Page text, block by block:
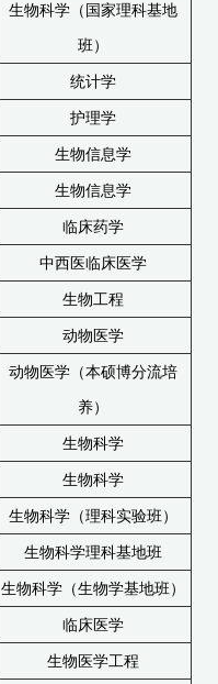
生物科学（国家理科基地
班）
统计学
护理学
生物信息学
生物信息学
临床药学
中西医临床医学
生物工程
动物医学
动物医学（本硕博分流培
养）
生物科学
生物科学
生物科学（理科实验班）
生物科学理科基地班
生物科学（生物学基地班）
临床医学
生物医学工程